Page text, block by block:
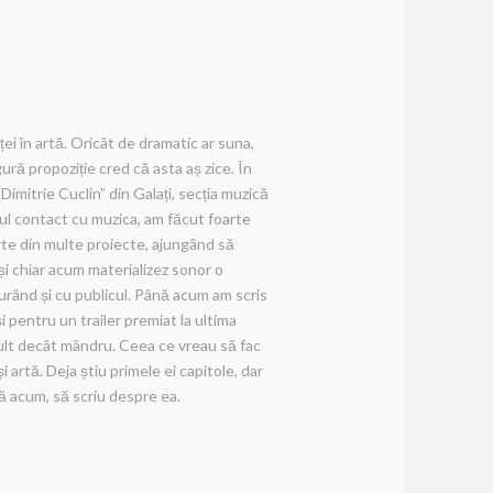
în artă. Oricât de dramatic ar suna,
propoziție cred că asta aș zice. În
Cuclin” din Galați, secția muzică
contact cu muzica, am făcut foarte
din multe proiecte, ajungând să
chiar acum materializez sonor o
și cu publicul. Până acum am scris
pentru un trailer premiat la ultima
decât mândru. Ceea ce vreau să fac
artă. Deja știu primele ei capitole, dar
acum, să scriu despre ea.